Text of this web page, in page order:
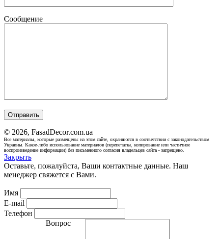
Сообщение
© 2026, FasadDecor.com.ua
Все материалы, которые размещены на этом сайте, охраняются в соответствии с законодательством
Украины. Какое-либо использование материалов (перепечатка, копирование или частичное
воспроизведение информации) без письменного согласия владельцев сайта - запрещено.
Закрыть
Оставьте, пожалуйста, Ваши контактные данные. Наш
менеджер свяжется с Вами.
Имя
E-mail
Телефон
Вопрос